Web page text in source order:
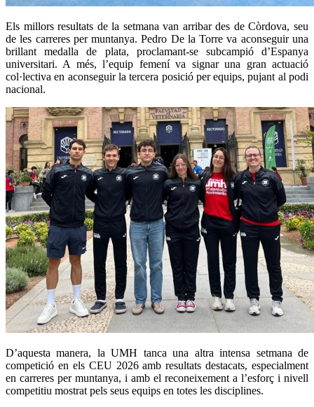
Els millors resultats de la setmana van arribar des de Còrdova, seu
de les carreres per muntanya. Pedro De la Torre va aconseguir una
brillant medalla de plata, proclamant-se subcampió d’Espanya
universitari. A més, l’equip femení va signar una gran actuació
col·lectiva en aconseguir la tercera posició per equips, pujant al podi
nacional.
D’aquesta manera, la UMH tanca una altra intensa setmana de
competició en els CEU 2026 amb resultats destacats, especialment
en carreres per muntanya, i amb el reconeixement a l’esforç i nivell
competitiu mostrat pels seus equips en totes les disciplines.